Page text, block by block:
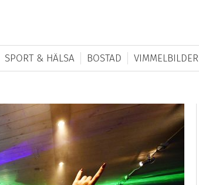
SPORT & HÄLSA BOSTAD VIMMELBILDER